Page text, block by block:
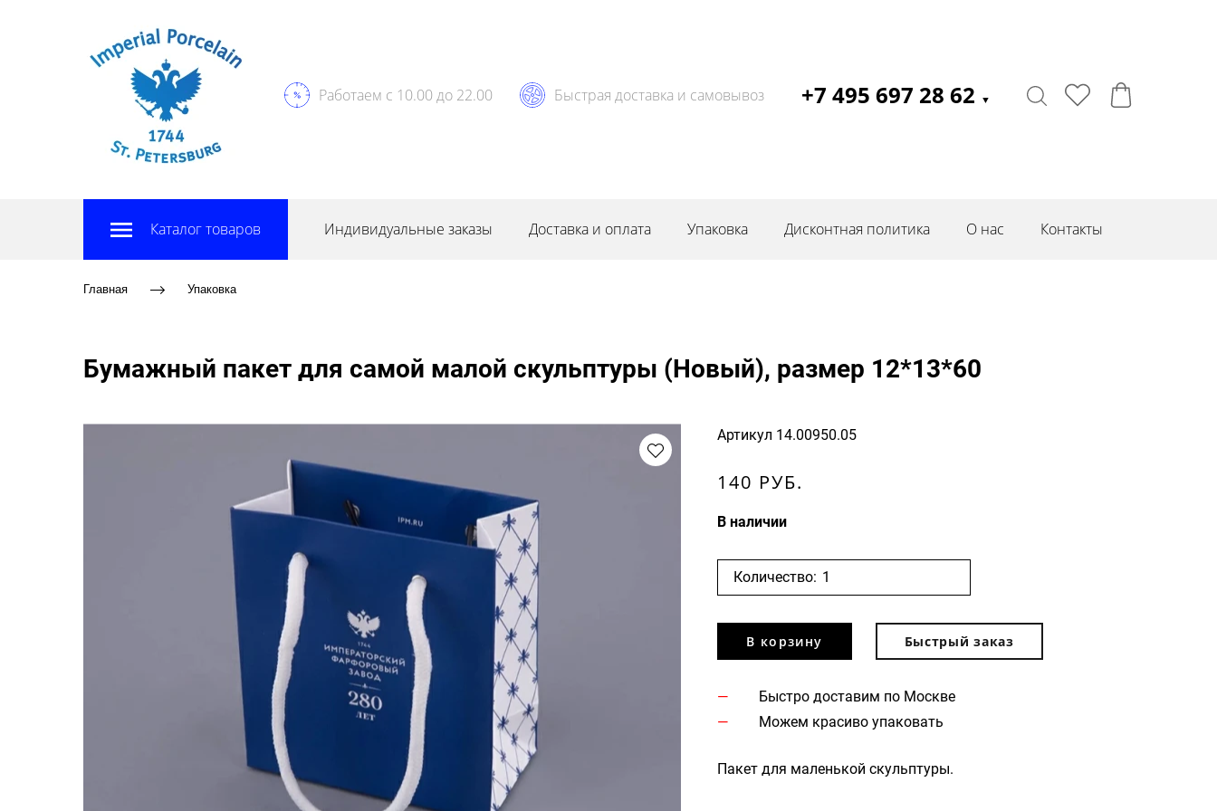
Работаем с 10.00 до 22.00 Быстрая доставка и самовывоз +7 495 697 28 62 ▼
Каталог товаров Индивидуальные заказы Доставка и оплата Упаковка Дисконтная политика О нас Контакты
Главная Упаковка
Бумажный пакет для самой малой скульптуры (Новый), размер 12*13*60
Артикул 14.00950.05
140 РУБ.
В наличии
Количество:
В корзину Быстрый заказ
Быстро доставим по Москве
Можем красиво упаковать
Пакет для маленькой скульптуры.